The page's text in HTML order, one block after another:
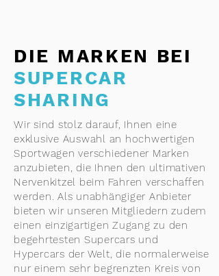
DIE MARKEN BEI
SUPERCAR
SHARING
Wir sind stolz darauf, Ihnen eine
exklusive Auswahl an hochwertigen
Sportwagen verschiedener Marken
anzubieten, die Ihnen den ultimativen
Nervenkitzel beim Fahren verschaffen
werden. Als unabhängiger Anbieter
bieten wir unseren Mitgliedern zudem
einen einzigartigen Zugang zu den
begehrtesten Supercars und
Hypercars der Welt, die normalerweise
nur einem sehr begrenzten Kreis von